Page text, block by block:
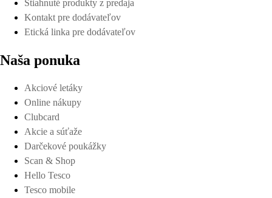
Stiahnuté produkty z predaja
Kontakt pre dodávateľov
Etická linka pre dodávateľov
Naša ponuka
Akciové letáky
Online nákupy
Clubcard
Akcie a súťaže
Darčekové poukážky
Scan & Shop
Hello Tesco
Tesco mobile